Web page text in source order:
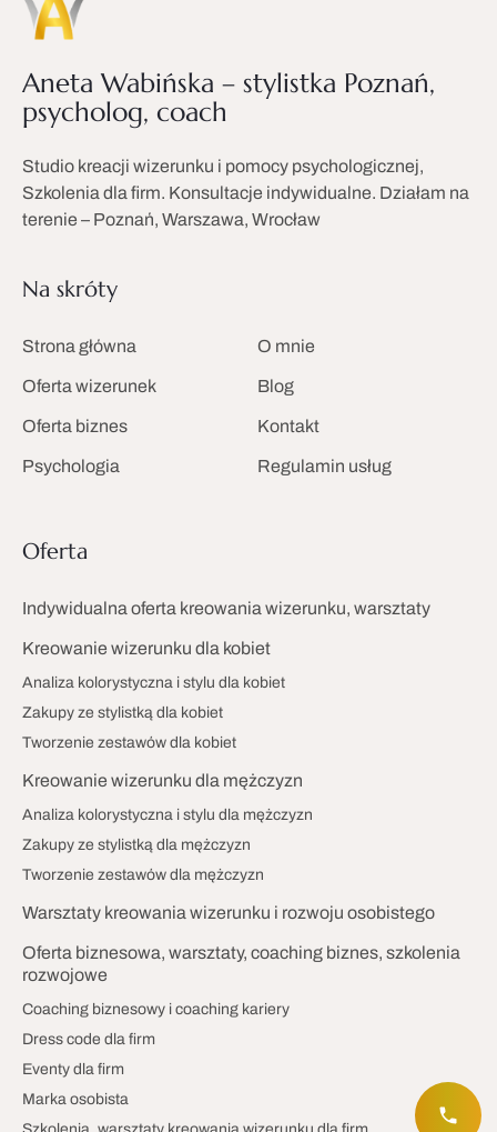
Aneta Wabińska – stylistka Poznań,
psycholog, coach
Studio kreacji wizerunku i pomocy psychologicznej,
Szkolenia dla firm. Konsultacje indywidualne. Działam na
terenie – Poznań, Warszawa, Wrocław
Na skróty
Strona główna
Oferta wizerunek
Oferta biznes
Psychologia
O mnie
Blog
Kontakt
Regulamin usług
Oferta
Indywidualna oferta kreowania wizerunku, warsztaty
Kreowanie wizerunku dla kobiet
Analiza kolorystyczna i stylu dla kobiet
Zakupy ze stylistką dla kobiet
Tworzenie zestawów dla kobiet
Kreowanie wizerunku dla mężczyzn
Analiza kolorystyczna i stylu dla mężczyzn
Zakupy ze stylistką dla mężczyzn
Tworzenie zestawów dla mężczyzn
Warsztaty kreowania wizerunku i rozwoju osobistego
Oferta biznesowa, warsztaty, coaching biznes, szkolenia
rozwojowe
Coaching biznesowy i coaching kariery
Dress code dla firm
Eventy dla firm
Marka osobista